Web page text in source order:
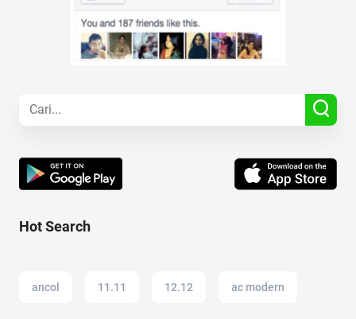
Hot Search
ancol 11.11 12.12 ac modern